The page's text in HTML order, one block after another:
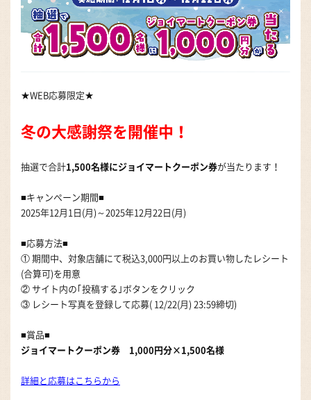
★WEB応募限定★
冬の大感謝祭を開催中！
抽選で合計1,500名様にジョイマートクーポン券が当たります！
■キャンぺーン期間■
2025年12月1日(月)～2025年12月22日(月)
■応募方法■
① 期間中、対象店舗にて税込3,000円以上のお買い物したレシート
(合算可)を用意
② サイト内の｢投稿する｣ボタンをクリック
③ レシート写真を登録して応募( 12/22(月) 23:59締切)
■賞品■
ジョイマートクーポン券 1,000円分×1,500名様
詳細と応募はこちらから